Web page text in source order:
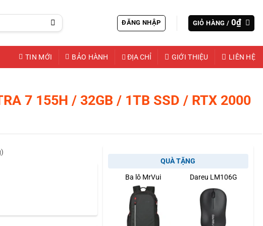
ĐĂNG NHẬP GIỎ HÀNG / 0₫
TIN MỚI BẢO HÀNH ĐỊA CHỈ GIỚI THIỆU LIÊN HỆ
7 155H / 32GB / 1TB SSD / RTX 2000
QUÀ TẶNG
Ba lô MrVui
Dareu LM106G